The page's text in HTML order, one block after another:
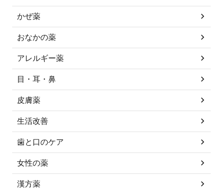
かぜ薬
おなかの薬
アレルギー薬
目・耳・鼻
皮膚薬
生活改善
歯と口のケア
女性の薬
漢方薬